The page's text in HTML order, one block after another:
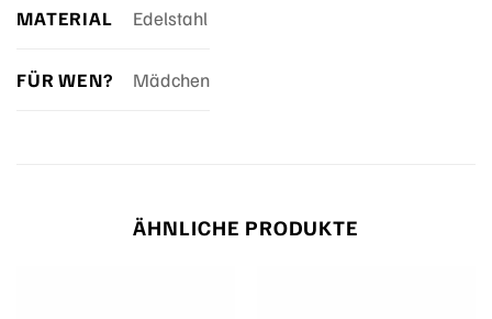
MATERIAL Edelstahl
FÜR WEN? Mädchen
ÄHNLICHE PRODUKTE